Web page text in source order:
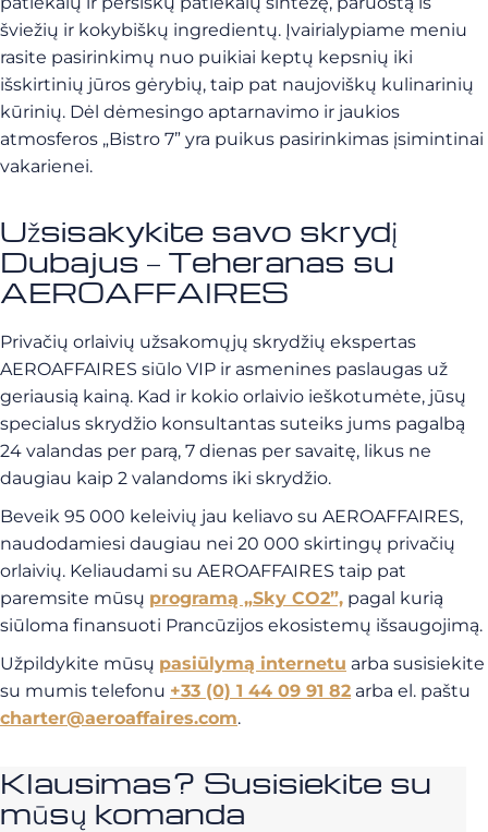
šviežių ir kokybiškų ingredientų. Įvairialypiame meniu
rasite pasirinkimų nuo puikiai keptų kepsnių iki
išskirtinių jūros gėrybių, taip pat naujoviškų kulinarinių
kūrinių. Dėl dėmesingo aptarnavimo ir jaukios
atmosferos „Bistro 7” yra puikus pasirinkimas įsimintinai
vakarienei.
Užsisakykite savo skrydį
Dubajus – Teheranas su
AEROAFFAIRES
Privačių orlaivių užsakomųjų skrydžių ekspertas
AEROAFFAIRES siūlo VIP ir asmenines paslaugas už
geriausią kainą. Kad ir kokio orlaivio ieškotumėte, jūsų
specialus skrydžio konsultantas suteiks jums pagalbą
24 valandas per parą, 7 dienas per savaitę, likus ne
daugiau kaip 2 valandoms iki skrydžio.
Beveik 95 000 keleivių jau keliavo su AEROAFFAIRES,
naudodamiesi daugiau nei 20 000 skirtingų privačių
orlaivių. Keliaudami su AEROAFFAIRES taip pat
paremsite mūsų programą „Sky CO2”, pagal kurią
siūloma finansuoti Prancūzijos ekosistemų išsaugojimą.
Užpildykite mūsų pasiūlymą internetu arba susisiekite
su mumis telefonu +33 (0) 1 44 09 91 82 arba el. paštu
charter@aeroaffaires.com.
Klausimas? Susisiekite su
mūsų komanda